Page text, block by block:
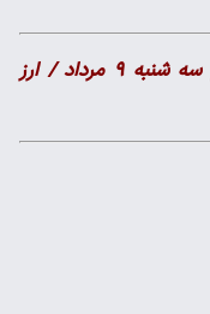
قیمت دینار عراق امروز سه شنبه ۹ مرداد / ارز